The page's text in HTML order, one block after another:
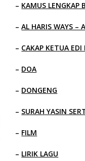
– KAMUS LENGKAP
–AL HARIS WAYS –
– CAKAP KETUA
– DOA
– DONGENG
– SURAH YASIN
– FILM
– LIRIK LAGU